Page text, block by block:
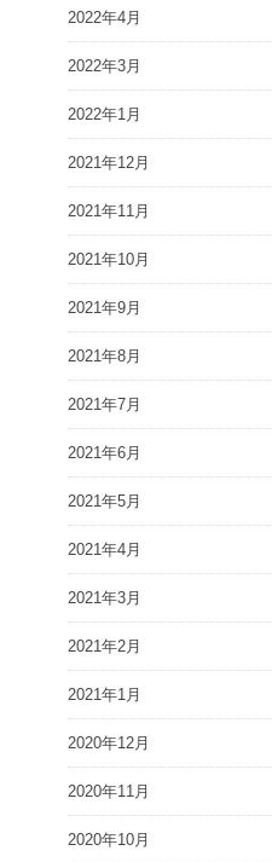
2022年4月
2022年3月
2022年1月
2021年12月
2021年11月
2021年10月
2021年9月
2021年8月
2021年7月
2021年6月
2021年5月
2021年4月
2021年3月
2021年2月
2021年1月
2020年12月
2020年11月
2020年10月